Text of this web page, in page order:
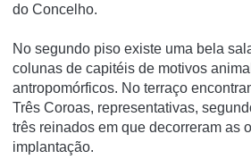
do Concelho.
No segundo piso existe uma bela
colunas de capitéis de motivos
antropomórficos. No terraço
Três Coroas, representativas,
três reinados em que decorreram as
implantação.